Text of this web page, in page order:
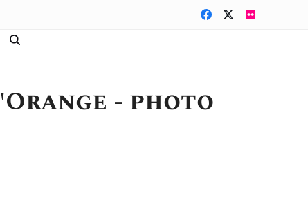
Facebook
TwitterFlickr
- photo